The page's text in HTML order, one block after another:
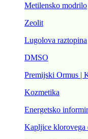
Metilensko modrilo
Zeolit
Lugolova raztopina
DMSO
Premijski Ormus |
Kozmetika
Energetsko
Kapljice klorovega